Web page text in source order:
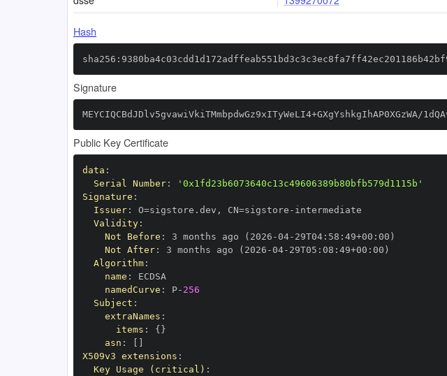
Hash
Signature
MEYCIQCBdJDlv5gvawiVkiTMmbpdwGz9xITyWeLI4+GXgYshkgIhAP0XGzWA/
Public Key Certificate
data :
Serial Number:
'0x1fd23b6073640c13c49606389b80bfb579d1115b'
Signature :
Issuer: O=sigstore.dev , CN=sigstore -
Validity:
Not Before : 3 months ago (2026 -04- 29T04: 58 : 49+00 :
Not After: 3 months ago (2026 -04- 29T05 : 08 : 49+00 :
Algorithm:
name :
namedCurve : P- 256
Subject :
extraNames :
items : { }
asn :
X509v3 extensions :
Key Usage (critical) :